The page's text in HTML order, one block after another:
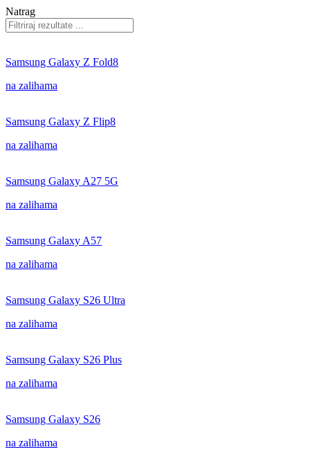
Natrag
Samsung Galaxy Z Fold8
na zalihama
Samsung Galaxy Z Flip8
na zalihama
Samsung Galaxy A27 5G
na zalihama
Samsung Galaxy A57
na zalihama
Samsung Galaxy S26 Ultra
na zalihama
Samsung Galaxy S26 Plus
na zalihama
Samsung Galaxy S26
na zalihama